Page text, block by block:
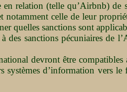
relation (telle qu’Airbnb) de
notamment celle de leur
quelles sanctions sont
des sanctions pécuniaires de
devront être
d’information vers